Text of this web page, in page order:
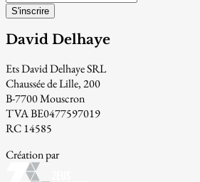
S'inscrire
David Delhaye
Ets David Delhaye SRL
Chaussée de Lille, 200
B-7700 Mouscron
TVA BE0477597019
RC 14585
Création par